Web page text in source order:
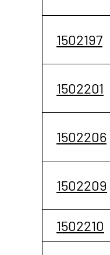
1502197
1502201
1502206
1502209
1502210